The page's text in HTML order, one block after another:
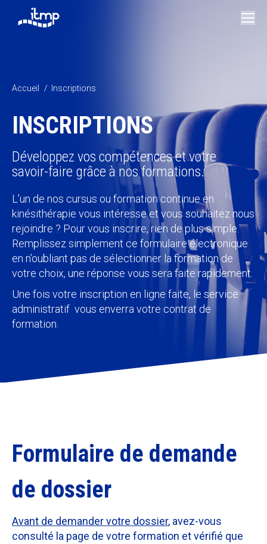
Vous êtes ici :
Accueil Inscriptions
INSCRIPTIONS
Développez vos compétences et votre
savoir-faire grâce à nos formations.
L’un de nos cursus ou formation continue en
kinésithérapie vous intéresse et vous souhaitez nous
rejoindre ? Pour vous inscrire, rien de plus simple.
Remplissez simplement ce formulaire électronique
en n’oubliant pas de sélectionner la formation de
votre choix, une réponse vous sera faite rapidement.
Une fois votre inscription en ligne faite, le service
administratif vous enverra votre contrat de
formation.
Formulaire de demande
de dossier
Avant de demander votre dossier, avez-vous
consulté la page de votre formation et vérifié que